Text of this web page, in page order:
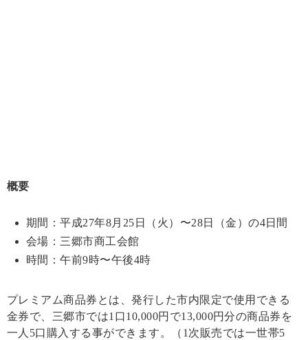
概要
期間：平成27年8月25日（火）〜28日（金）の4日間
会場：三郷市商工会館
時間：午前9時〜午後4時
プレミアム商品券とは、発行した市内限定で使用できる
金券で、三郷市では1口10,000円で13,000円分の商品券を
一人5口購入する事ができます。（1次販売では一世帯5